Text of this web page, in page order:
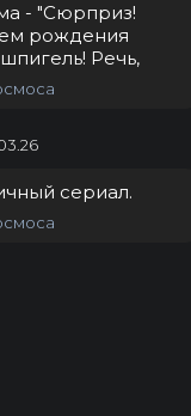
- "Сюрприз!
рождения
Речь,
сериал.